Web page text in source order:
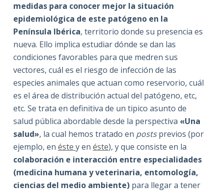
medidas para conocer mejor la situación
epidemiológica de este patógeno en la
Península Ibérica, territorio donde su presencia es
nueva. Ello implica estudiar dónde se dan las
condiciones favorables para que medren sus
vectores, cuál es el riesgo de infección de las
especies animales que actuan como reservorio, cuál
es el área de distribución actual del patógeno, etc,
etc. Se trata en definitiva de un tipico asunto de
salud pública abordable desde la perspectiva «Una
salud», la cual hemos tratado en postsprevios (por
ejemplo, en éste y en éste), y que consiste en la
colaboración e interacción entre especialidades
(medicina humana y veterinaria, entomología,
ciencias del medio ambiente)para llegar a tener